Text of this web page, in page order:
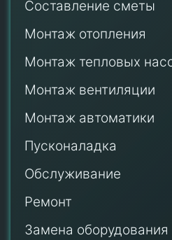
Составление сметы
Монтаж отопления
Монтаж тепловых
Монтаж вентиляции
Монтаж автоматики
Пусконаладка
Обслуживание
Ремонт
Замена оборудования